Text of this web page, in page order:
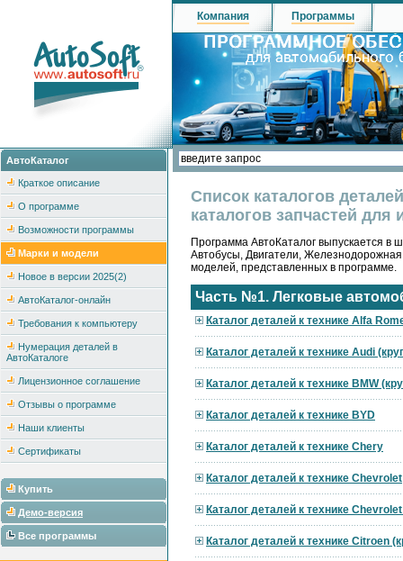
АвтоКаталог
Краткое описание
О программе
Возможности программы
Марки и модели
Новое в версии 2025(2)
АвтоКаталог-онлайн
Требования к компьютеру
Нумерация деталей в
АвтоКаталоге
Лицензионное соглашение
Отзывы о программе
Наши клиенты
Сертификаты
Купить
Демо-версия
Все программы
Компания Программы
Список каталогов
каталогов запчастей для
Программа АвтоКаталог выпускается в
Автобусы, Двигатели,
моделей, представленных в программе.
Часть №1. Легковые
Каталог деталей к технике Alfa
Каталог деталей к технике Audi
Каталог деталей к технике BMW
Каталог деталей к технике BYD
Каталог деталей к технике Chery
Каталог деталей к технике Chevrolet
Каталог деталей к технике
Каталог деталей к технике Citroen